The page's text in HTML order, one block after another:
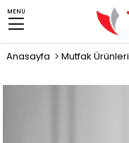
MENU
Anasayfa Mutfak Ürünleri